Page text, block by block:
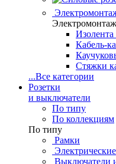
Кабель-
Стяжки
...Все категории
Розетки
и выключатели
По типу
По коллекциям
По типу
Рамки
Выключатели